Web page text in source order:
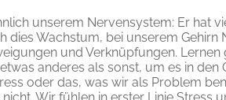
unserem Nervensystem: Er hat
dies Wachstum, bei unserem
und Verknüpfungen.
anderes als sonst, um es in
oder das, was wir als Problem